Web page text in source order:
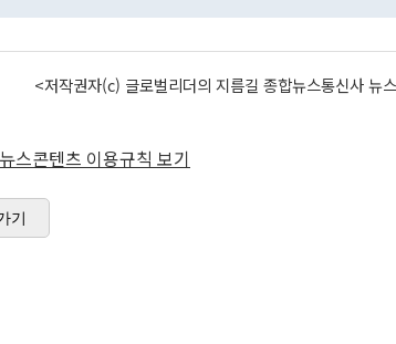
<저작권자(c) 글로벌리더의 지름길 종합뉴스통신사
스콘텐츠 이용규칙 보기
기